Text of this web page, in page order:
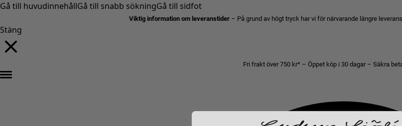
Gå till huvudinnehållGå till snabb sökningGå till sidfot
Viktig information om leveranstider – På grund av högt tryck har vi för närvarande längre
Stäng
Fri frakt över 750 kr* – Öppet köp i 30 dagar – Säkra